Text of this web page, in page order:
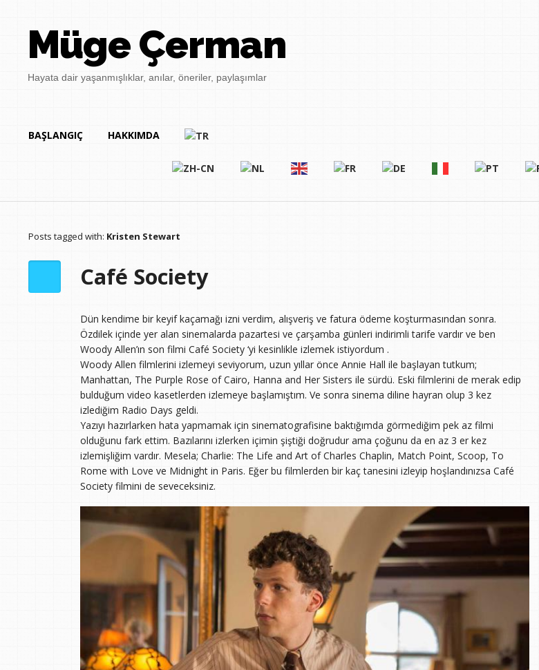
Müge Çerman
Hayata dair yaşanmışlıklar, anılar, öneriler, paylaşımlar
BAŞLANGIÇ HAKKIMDA
Posts tagged with: Kristen Stewart
Café Society
Dün kendime bir keyif kaçamağı izni verdim, alışveriş ve fatura ödeme koşturmasından sonra.
Özdilek içinde yer alan sinemalarda pazartesi ve çarşamba günleri indirimli tarife vardır ve ben
Woody Allen’ın son filmi Café Society ‘yi kesinlikle izlemek istiyordum .
Woody Allen filmlerini izlemeyi seviyorum, uzun yıllar önce Annie Hall ile başlayan tutkum;
Manhattan, The Purple Rose of Cairo, Hanna and Her Sisters ile sürdü. Eski filmlerini de merak edip
bulduğum video kasetlerden izlemeye başlamıştım. Ve sonra sinema diline hayran olup 3 kez
izlediğim Radio Days geldi.
Yazıyı hazırlarken hata yapmamak için sinematografisine baktığımda görmediğim pek az filmi
olduğunu fark ettim. Bazılarını izlerken içimin şiştiği doğrudur ama çoğunu da en az 3 er kez
izlemişliğim vardır. Mesela; Charlie: The Life and Art of Charles Chaplin, Match Point, Scoop, To
Rome with Love ve Midnight in Paris. Eğer bu filmlerden bir kaç tanesini izleyip hoşlandınızsa Café
Society filmini de seveceksiniz.